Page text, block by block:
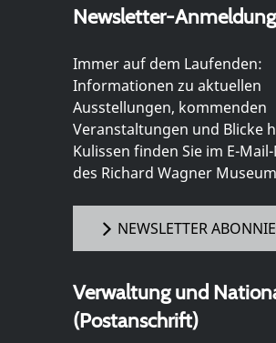
Newsletter-Anmeldung
Immer auf dem Laufenden:
Informationen zu aktuellen
Ausstellungen, kommenden
Veranstaltungen und Blicke
Kulissen finden Sie im E-
des Richard Wagner
NEWSLETTER
Verwaltung und
(Postanschrift)